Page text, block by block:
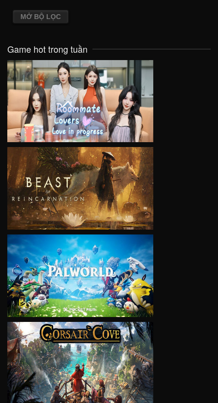
MỞ BỘ LỌC
Game hot trong tuần
VIEW
VIEW
VIEW
VIEW